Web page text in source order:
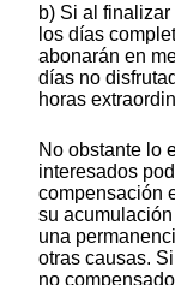
b) Si al
los días
abonarán en
días no
horas
No obstante lo
interesados
compensación
su
una
otras causas.
no